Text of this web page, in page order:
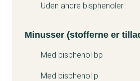
Uden andre bisphenoler
Minusser (stofferne er
Med bisphenol bp
Med bisphenol p